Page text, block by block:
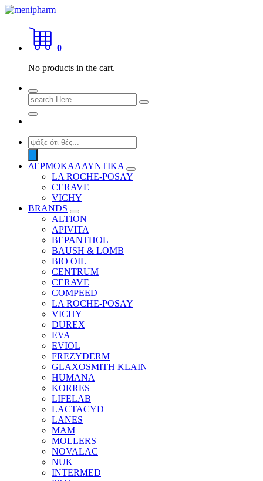
Skip
content
shop 2 easily
0
No products in the cart.
Search
for:
Products
search
ΔΕΡΜΟΚΑΛΛΥΝΤΙΚΑ
LA ROCHE-POSAY
CERAVE
VICHY
BRANDS
ALTION
APIVITA
BEPANTHOL
BAUSH & LOMB
BIO OIL
CENTRUM
CERAVE
COMPEED
LA ROCHE-POSAY
VICHY
DUREX
EVA
EVIOL
FREZYDERM
GLAXOSMITH KLAIN
HUMANA
KORRES
LIFELAB
LACTACYD
LANES
MAM
MOLLERS
NOVALAC
NUK
INTERMED